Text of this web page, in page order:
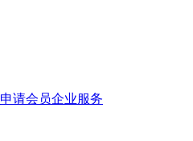
申请会员企业服务